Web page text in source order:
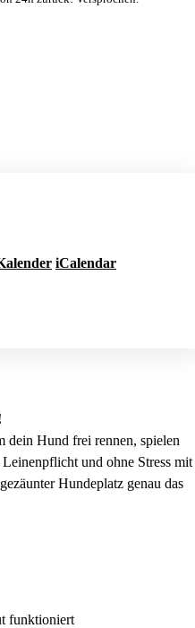
iCalendar
dein Hund frei rennen, spielen
und ohne Stress mit
Hundeplatz genau das
funktioniert